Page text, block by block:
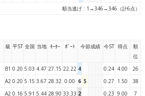
順当逃げ : 1→346→346（計6点）
級 平ST 全国 当地 ﾓｰﾀｰ ﾎﾞｰﾄ 今節成績 今ST 得点
順
位
B1 0.20 5.03 4.47 27.15 22.22 4 0.24 4.00
26
A2 0.20 5.15 3.67 28.32 0.00 6 5 0.27 1.50
38
A2 0.16 5.91 5.44 28.90 33.33 2 0.23 9.00
7